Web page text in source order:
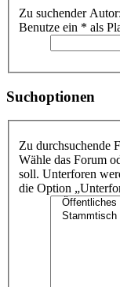
Zu suchender Autor:
Benutze ein * als
Suchoptionen
Zu durchsuchende
Wähle das Forum
soll. Unterforen
die Option